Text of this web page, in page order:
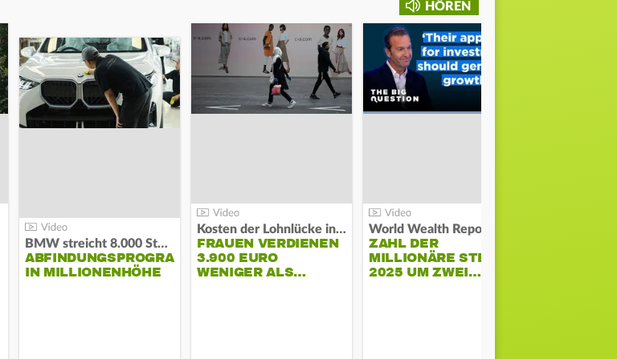
HÖREN
BMW streicht 8.000 Stellen:
ABFINDUNGSPROGRAMM
IN MILLIONENHÖHE
Kosten der Lohnlücke in der EU:
FRAUEN VERDIENEN
3.900 EURO
WENIGER ALS…
World Wealth Report:
ZAHL DER
MILLIONÄRE STEIGT
2025 UM ZWEI…